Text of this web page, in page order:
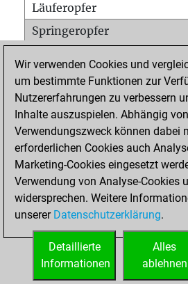
Läuferopfer
Springeropfer
Matt auf vollem Brett
Bauer setzt Matt
Erstickte Matts
Unterverwandlungen
Türme auf der siebten
STARTSEITE
Wir verwenden Cookies und
um bestimmte Funktionen zur
Nutzererfahrungen zu verbessern
Inhalte auszuspielen. Abhängig
Verwendungszweck können dabei
erforderlichen Cookies auch
Marketing-Cookies eingesetzt
Verwendung von Analyse-Cookies
widersprechen. Weitere
unserer Datenschutzerklärung.
Alles
ablehnen
Detaillierte
Informationen